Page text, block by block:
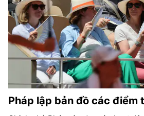
Pháp lập bản đồ các điểm